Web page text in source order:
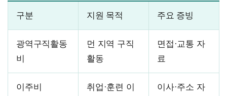
구분 지원 목적 주요 증빙
광역구직활동
비
먼 지역 구직
활동
면접·교통 자
료
이주비
취업·훈련 이
이사·주소 자